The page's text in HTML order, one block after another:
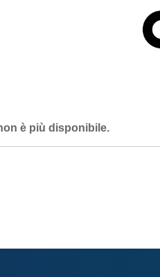
è più disponibile.